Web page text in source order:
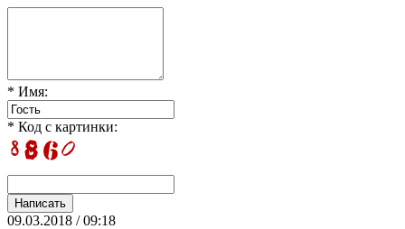
* Имя:
* Код с картинки:
09.03.2018 / 09:18